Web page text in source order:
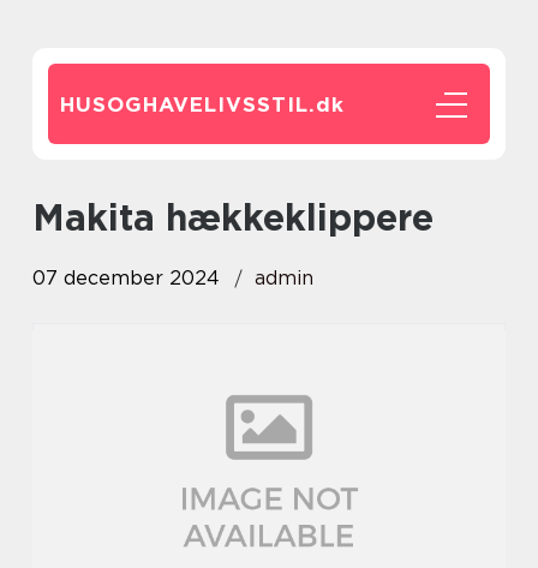
HUSOGHAVELIVSSTIL.dk
Makita hækkeklippere
07 december 2024 admin